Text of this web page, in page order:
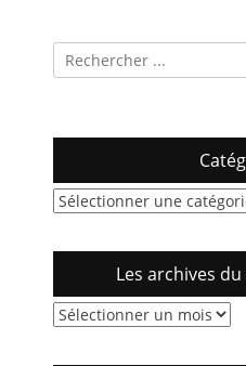
Recherche
pour:
Catégories
Les archives du
Les